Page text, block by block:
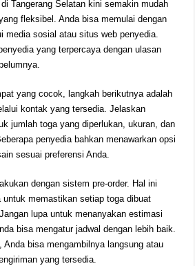
Tangerang Selatan kini semakin mudah
fleksibel. Anda bisa memulai dengan
media sosial atau situs web penyedia.
yang terpercaya dengan ulasan
yang cocok, langkah berikutnya adalah
kontak yang tersedia. Jelaskan
jumlah toga yang diperlukan, ukuran, dan
penyedia bahkan menawarkan opsi
sesuai preferensi Anda.
dengan sistem pre-order. Hal ini
untuk memastikan setiap toga dibuat
lupa untuk menanyakan estimasi
bisa mengatur jadwal dengan lebih baik.
Anda bisa mengambilnya langsung atau
yang tersedia.